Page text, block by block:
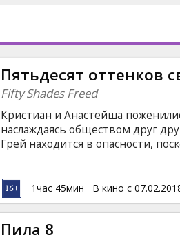
Пятьдесят оттенков
Fifty Shades Freed
Кристиан и Анастейша
наслаждаясь обществом друг
Грей находится в опасности,
Кристиана вновь вернулись, а
Фильм на английском языке с
1час 45мин В кино с
Пила 8